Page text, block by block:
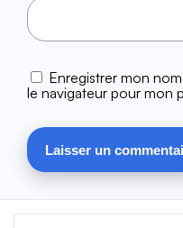
Enregistrer mon
le navigateur pour mon